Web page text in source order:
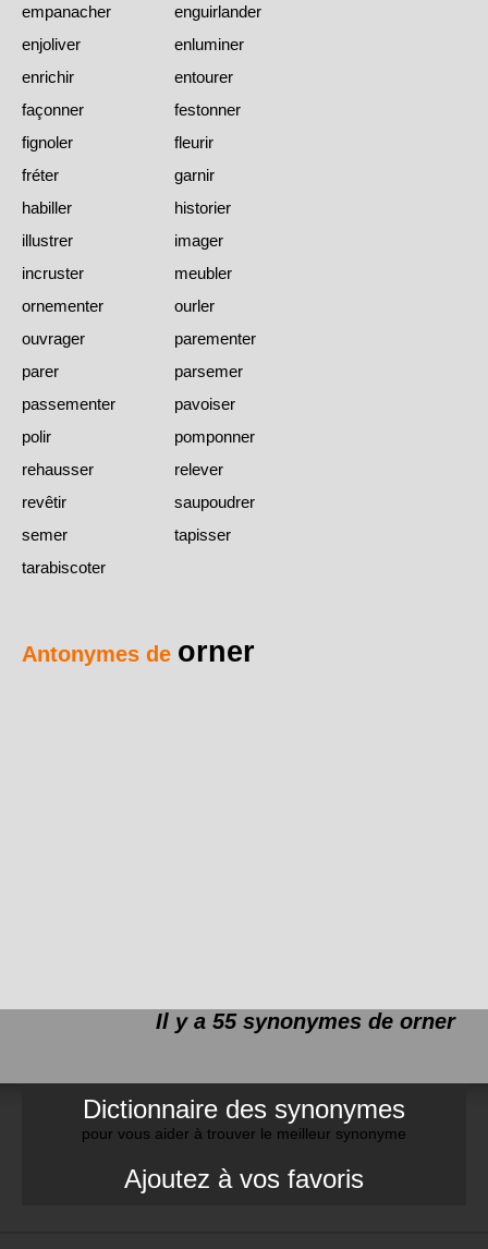
empanacher
enguirlander
enjoliver
enluminer
enrichir
entourer
façonner
festonner
fignoler
fleurir
fréter
garnir
habiller
historier
illustrer
imager
incruster
meubler
ornementer
ourler
ouvrager
parementer
parer
parsemer
passementer
pavoiser
polir
pomponner
rehausser
relever
revêtir
saupoudrer
semer
tapisser
tarabiscoter
Antonymes de orner
Il y a 55 synonymes de orner
Dictionnaire des synonymes
pour vous aider à trouver le meilleur synonyme
Ajoutez à vos favoris